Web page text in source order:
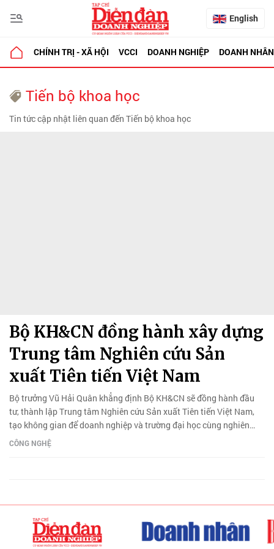
English
CHÍNH TRỊ - XÃ HỘI VCCI DOANH NGHIỆP DOANH NHÂN
Tiến bộ khoa học
Tin tức cập nhật liên quan đến Tiến bộ khoa học
Bộ KH&CN đồng hành xây dựng
Trung tâm Nghiên cứu Sản
xuất Tiên tiến Việt Nam
Bộ trưởng Vũ Hải Quân khẳng định Bộ KH&CN sẽ đồng hành đầu
tư, thành lập Trung tâm Nghiên cứu Sản xuất Tiên tiến Việt Nam,
tạo không gian để doanh nghiệp và trường đại học cùng nghiên
cứu, thử nghiệm, phát triển sản phẩm công nghệ mới.
CÔNG NGHỆ